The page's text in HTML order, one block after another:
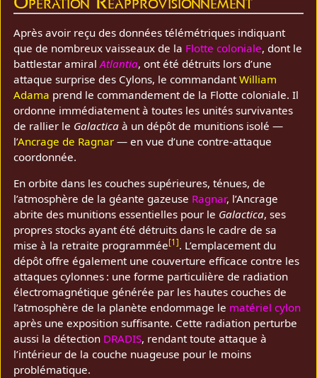
Après avoir reçu des données télémétriques indiquant
que de nombreux vaisseaux de la Flotte coloniale, dont le
battlestar amiralAtlantia, ont été détruits lors d’une
attaque surprise des Cylons, le commandantWilliam
Adama prend le commandement de la Flotte coloniale. Il
ordonne immédiatement à toutes les unités survivantes
de rallier le Galactica à un dépôt de munitions isolé —
l’Ancrage de Ragnar — en vue d’une contre‑attaque
coordonnée.
En orbite dans les couches supérieures, ténues, de
l’atmosphère de la géante gazeuse Ragnar, l’Ancrage
abrite des munitions essentielles pour le Galactica, ses
propres stocks ayant été détruits dans le cadre de sa
mise à la retraite programmée[1]. L’emplacement du
dépôt offre également une couverture efficace contre les
attaques cylonnes : une forme particulière de radiation
électromagnétique générée par les hautes couches de
l’atmosphère de la planète endommage le matériel cylon
après une exposition suffisante. Cette radiation perturbe
aussi la détection DRADIS, rendant toute attaque à
l’intérieur de la couche nuageuse pour le moins
problématique.